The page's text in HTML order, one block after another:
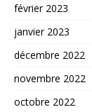
février 2023
janvier 2023
décembre 2022
novembre 2022
octobre 2022